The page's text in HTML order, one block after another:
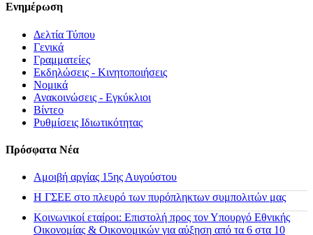
Ενημέρωση
Δελτία Τύπου
Γενικά
Γραμματείες
Εκδηλώσεις - Κινητοποιήσεις
Νομικά
Ανακοινώσεις - Εγκύκλιοι
Βίντεο
Ρυθμίσεις Ιδιωτικότητας
Πρόσφατα Νέα
Αμοιβή αργίας 15ης Αυγούστου
H ΓΣΕΕ στο πλευρό των πυρόπληκτων συμπολιτών μας
Κοινωνικοί εταίροι: Επιστολή προς τον Υπουργό Εθνικής
Οικονομίας & Οικονομικών για αύξηση από τα 6 στα 10